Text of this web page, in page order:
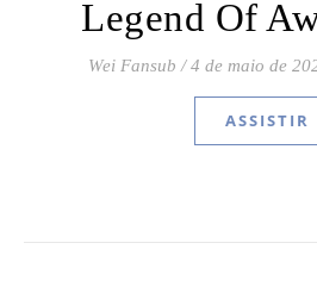
Legend Of
Wei Fansub / 4 de maio de
ASSISTIR